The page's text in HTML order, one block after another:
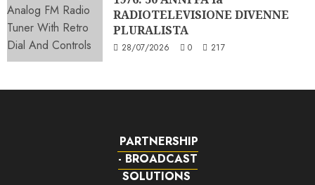
RADIOTELEVISIONE DIVENNE
PLURALISTA
28/07/2026 0 217
PARTNERSHIP
- BROADCAST
SOLUTIONS